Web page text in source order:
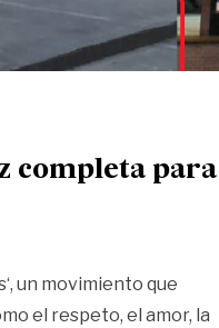
un movimiento que
el respeto, el amor, la